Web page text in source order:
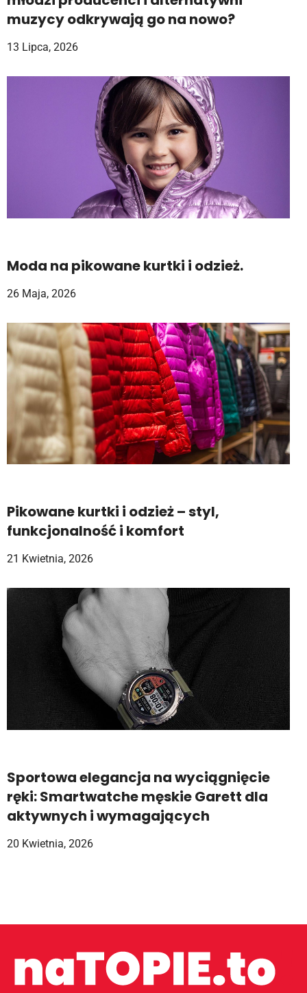
muzycy odkrywają go na nowo?
13 Lipca, 2026
Moda na pikowane kurtki i odzież.
26 Maja, 2026
Pikowane kurtki i odzież – styl,
funkcjonalność i komfort
21 Kwietnia, 2026
Sportowa elegancja na wyciągnięcie
ręki: Smartwatche męskie Garett dla
aktywnych i wymagających
20 Kwietnia, 2026